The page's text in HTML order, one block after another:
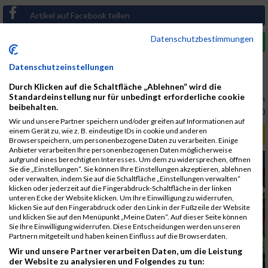
Artikel auf Facebook teilen
MaxFun Sports Redaktion
28.04.2025, 19:00:00
RELEVANTE ARTIKEL
TRIATHLON
Datenschutzbestimmungen
Datenschutzeinstellungen
Durch Klicken auf die Schaltfläche „Ablehnen“ wird die
Standardeinstellung nur für unbedingt erforderliche cookie
beibehalten.
Wir und unsere Partner speichern und/oder greifen auf Informationen auf
einem Gerät zu, wie z. B. eindeutige IDs in cookie und anderen
Browserspeichern, um personenbezogene Daten zu verarbeiten. Einige
Anbieter verarbeiten Ihre personenbezogenen Daten möglicherweise
aufgrund eines berechtigten Interesses. Um dem zu widersprechen, öffnen
Sie die „Einstellungen“. Sie können Ihre Einstellungen akzeptieren, ablehnen
oder verwalten, indem Sie auf die Schaltfläche „Einstellungen verwalten“
klicken oder jederzeit auf die Fingerabdruck-Schaltfläche in der linken
unteren Ecke der Website klicken. Um Ihre Einwilligung zu widerrufen,
klicken Sie auf den Fingerabdruck oder den Link in der Fußzeile der Website
und klicken Sie auf den Menüpunkt „Meine Daten“. Auf dieser Seite können
Sie Ihre Einwilligung widerrufen. Diese Entscheidungen werden unseren
Partnern mitgeteilt und haben keinen Einfluss auf die Browserdaten.
Wir und unsere Partner verarbeiten Daten, um die Leistung
der Website zu analysieren und Folgendes zu tun: